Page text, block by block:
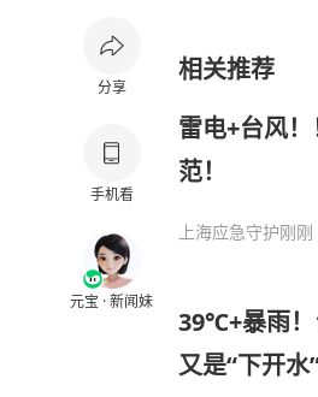
分享
手机看
元宝 · 新闻妹
相关推荐
雷电+台风
范！
上海应急守护刚刚
39℃+暴雨！
又是“下开水